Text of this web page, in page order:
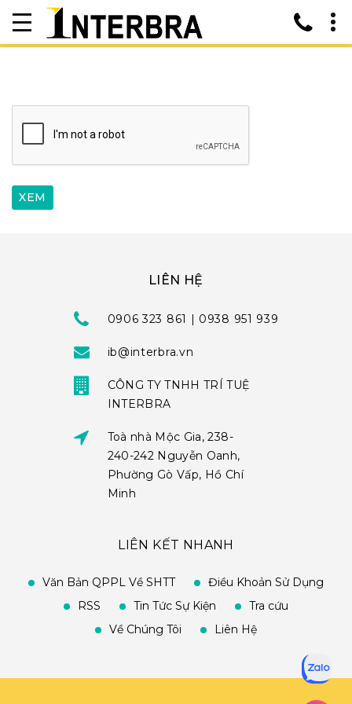
LIÊN HỆ
0906 323 861 | 0938 951 939
ib@interbra.vn
CÔNG TY TNHH TRÍ TUỆ
INTERBRA
Toà nhà Mộc Gia, 238-
240-242 Nguyễn Oanh,
Phường Gò Vấp, Hồ Chí
Minh
LIÊN KẾT NHANH
Văn Bản QPPL Về SHTT
Điều Khoản Sử Dụng
RSS
Tin Tức Sự Kiện
Tra cứu
Về Chúng Tôi
Liên Hệ